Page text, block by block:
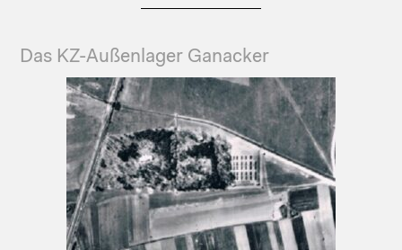
Das KZ-Außenlager Ganacker